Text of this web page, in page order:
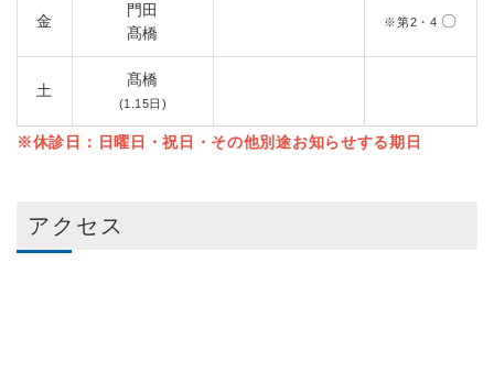
金
門田
髙橋
※第2・4 〇
土
髙橋
(1.15日)
※休診日：日曜日・祝日・その他別途お知らせする期日
アクセス